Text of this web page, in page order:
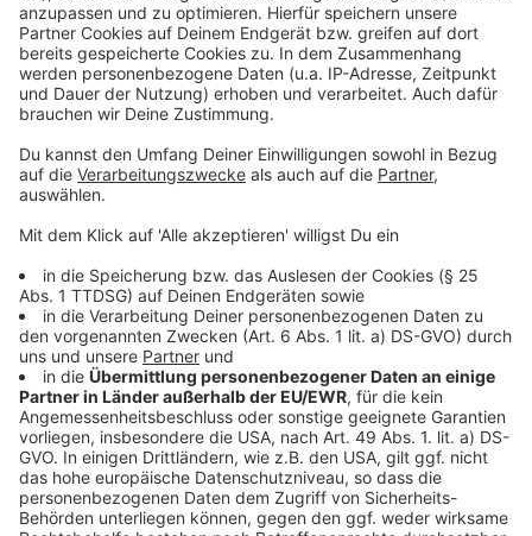
Mehr Meldungen aus Leverkusen
Anzeige
Leverkusener Polizei beobachtet mehr Hass im Netz
Ermittlungserfolg nach Einbruch in Leverkusener
„Sportliche“ Stadtrundfahrt durch Leverkusen
Anzeige
Anzeige